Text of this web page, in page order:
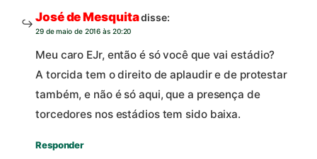
José de Mesquitadisse:
29 de maio de 2016 às 20:20
Meu caro EJr, então é só você que vai estádio?
A torcida tem o direito de aplaudir e de protestar
também, e não é só aqui, que a presença de
torcedores nos estádios tem sido baixa.
Responder